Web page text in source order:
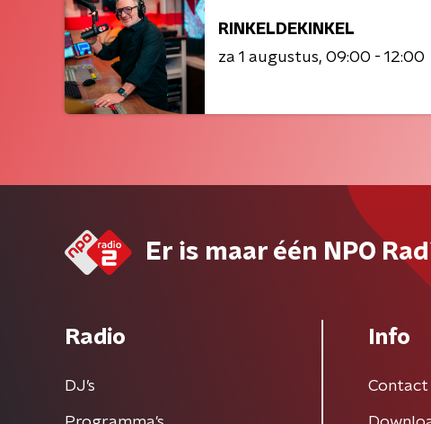
RINKELDEKINKEL
za 1 augustus 09:00 - 12:00
Er is maar één NPO
Radio
DJ’s
Info
Contact